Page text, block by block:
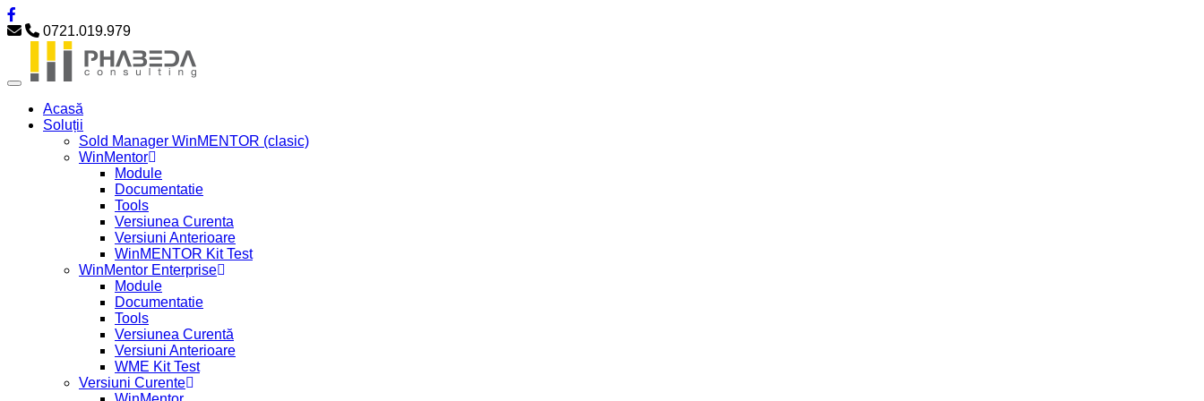
0721.019.979
Acasă
Soluții
Sold Manager WinMENTOR (clasic)
WinMentor
Module
Documentatie
Tools
Versiunea Curenta
Versiuni Anterioare
WinMENTOR Kit Test
WinMentor Enterprise
Module
Documentatie
Tools
Versiunea Curentă
Versiuni Anterioare
WME Kit Test
Versiuni Curente